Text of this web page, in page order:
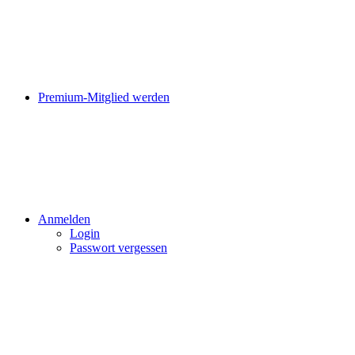
Premium-Mitglied werden
Anmelden
Login
Passwort vergessen